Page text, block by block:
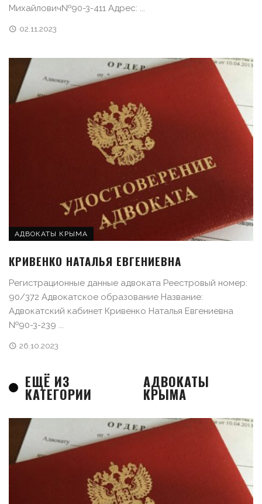
Михайлович№90-3-411 Адрес: ...
02.11.2023
АДВОКАТЫ КРЫМА
КРИВЕНКО НАТАЛЬЯ ЕВГЕНИЕВНА
Регистрационные данные адвоката Реестровый номер:
90/372 Адвокатское образование Название:
Адвокатский кабинет Кривенко Наталья Евгениевна
№90-3-239 ...
26.10.2023
ЕЩЁ ИЗ
КАТЕГОРИИ
АДВОКАТЫ
КРЫМА